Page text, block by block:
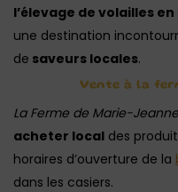
l’élevage de volailles
une destination
de saveurs locales.
Vente à la
La Ferme de Marie-Jeanne
acheter local des
horaires d’ouverture de la
dans les casiers.